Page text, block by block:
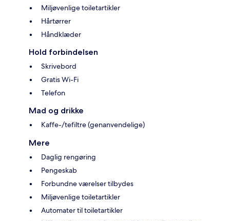
Miljøvenlige toiletartikler
Hårtørrer
Håndklæder
Hold forbindelsen
Skrivebord
Gratis Wi-Fi
Telefon
Mad og drikke
Kaffe-/tefiltre (genanvendelige)
Mere
Daglig rengøring
Pengeskab
Forbundne værelser tilbydes
Miljøvenlige toiletartikler
Automater til toiletartikler